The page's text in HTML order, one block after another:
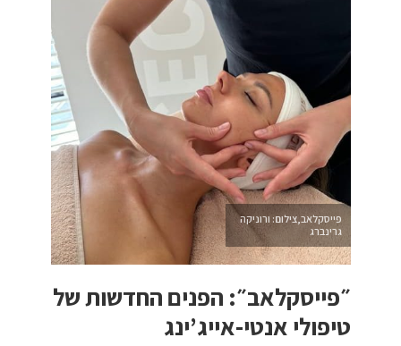
פייסקלאב,צילום: ורוניקה
גרינברג
״פייסקלאב״: הפנים החדשות של
טיפולי אנטי-אייג’ינג